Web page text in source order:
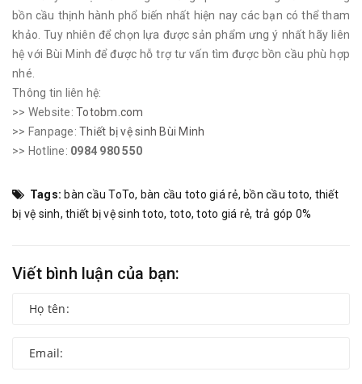
bồn cầu thịnh hành phổ biến nhất hiện nay các bạn có thể tham
khảo. Tuy nhiên để chọn lựa được sản phẩm ưng ý nhất hãy liên
hệ với Bùi Minh để được hỗ trợ tư vấn tìm được bồn cầu phù hợp
nhé.
Thông tin liên hệ:
>> Website: Totobm.com
>> Fanpage: Thiết bị vệ sinh Bùi Minh
>> Hotline: 0984 980 550
Tags: bàn cầu ToTo, bàn cầu toto giá rẻ, bồn cầu toto, thiết
bị vệ sinh, thiết bị vệ sinh toto, toto,toto giá rẻ, trả góp 0%
Viết bình luận của bạn: